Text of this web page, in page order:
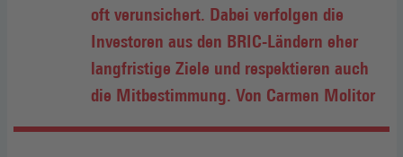
oft verunsichert. Dabei verfolgen die
Investoren aus den BRIC-Ländern eher
langfristige Ziele und respektieren auch
die Mitbestimmung. Von Carmen Molitor